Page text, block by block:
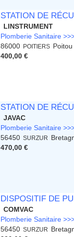
STATION DE
LINSTRUMENT
Plomberie Sanitaire
86000
POITIERS
400,00 €
STATION DE
JAVAC
Plomberie Sanitaire
56450 SURZUR
470,00 €
DISPOSITIF DE
COMVAC
Plomberie Sanitaire
56450 SURZUR